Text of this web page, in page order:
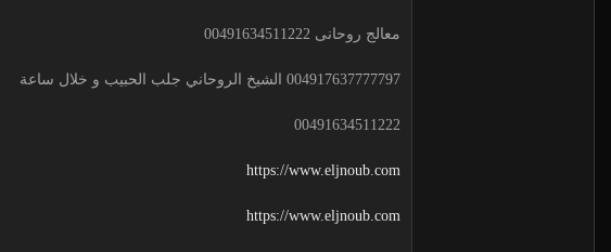
معالج روحانى 00491634511222
004917637777797 الشيخ الروحاني جلب الحبيب و خلال ساعة
00491634511222
https://www.eljnoub.com
https://www.eljnoub.com